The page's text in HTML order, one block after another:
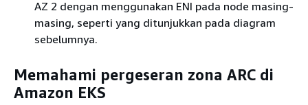
AZ 2 dengan menggunakan ENI pada node masing-
masing, seperti yang ditunjukkan pada diagram
sebelumnya.
Memahami pergeseran zona ARC di
Amazon EKS